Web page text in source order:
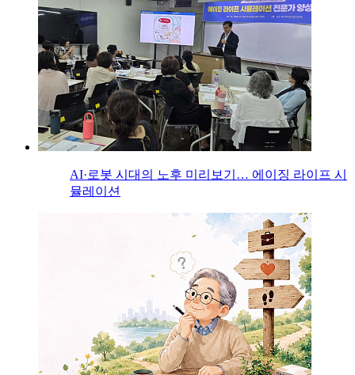
AI·로봇 시대의 노후 미리보기… 에이징 라이프 시
뮬레이션